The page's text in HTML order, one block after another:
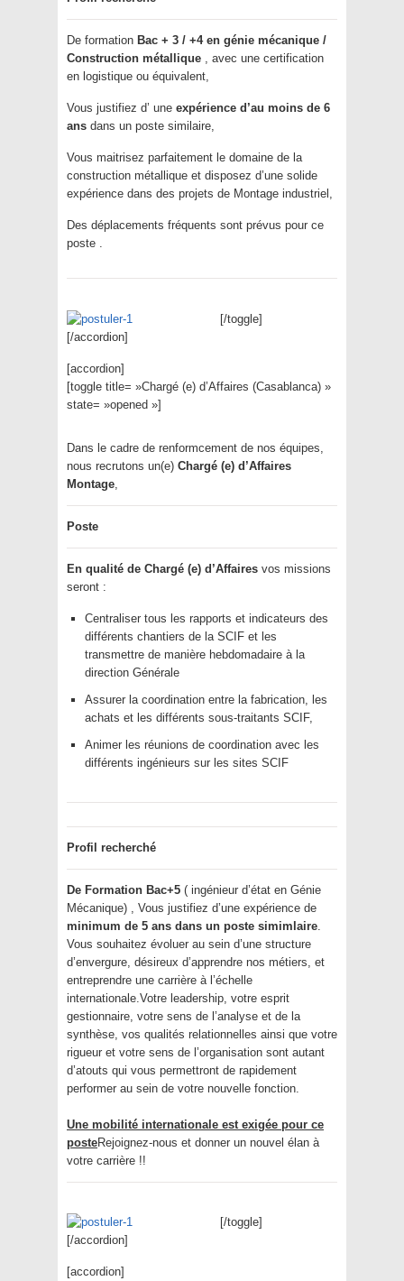
De formation Bac + 3 / +4 en génie mécanique /
Construction métallique , avec une certification
en logistique ou équivalent,
Vous justifiez d’ une expérience d’au moins de 6
ans dans un poste similaire,
Vous maitrisez parfaitement le domaine de la
construction métallique et disposez d’une solide
expérience dans des projets de Montage industriel,
Des déplacements fréquents sont prévus pour ce
poste .
[/toggle]
[/accordion]
[accordion]
[toggle title= »Chargé (e) d’Affaires (Casablanca) »
state= »opened »]
Dans le cadre de renformcement de nos équipes,
nous recrutons un(e) Chargé (e) d’Affaires
Montage
Poste
En qualité de Chargé (e) d’Affaires vos missions
seront :
Centraliser tous les rapports et indicateurs des
différents chantiers de la SCIF et les
transmettre de manière hebdomadaire à la
direction Générale
Assurer la coordination entre la fabrication, les
achats et les différents sous-traitants SCIF,
Animer les réunions de coordination avec les
différents ingénieurs sur les sites SCIF
Profil recherché
De Formation Bac+5 ( ingénieur d’état en Génie
Mécanique) , Vous justifiez d’une expérience de
minimum de 5 ans dans un poste simimlaire
Vous souhaitez évoluer au sein d’une structure
d’envergure, désireux d’apprendre nos métiers, et
entreprendre une carrière à l’échelle
internationale.Votre leadership, votre esprit
gestionnaire, votre sens de l’analyse et de la
synthèse, vos qualités relationnelles ainsi que votre
rigueur et votre sens de l’organisation sont autant
d’atouts qui vous permettront de rapidement
performer au sein de votre nouvelle fonction.
Une mobilité internationale est exigée pour ce
posteRejoignez-nous et donner un nouvel élan à
votre carrière !!
[/toggle]
[/accordion]
[accordion]